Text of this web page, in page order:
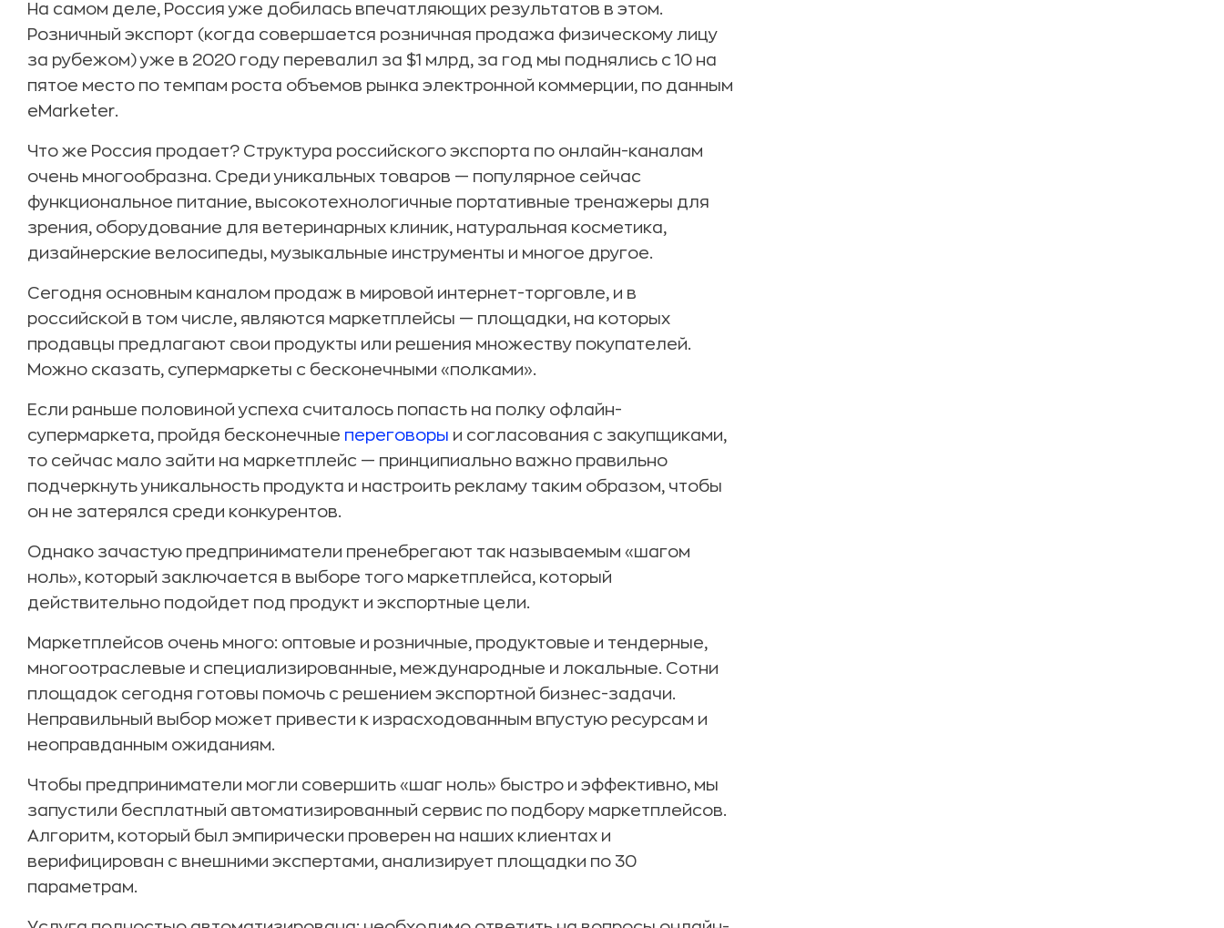
На самом деле, Россия уже добилась впечатляющих результатов в этом.
Розничный экспорт (когда совершается розничная продажа физическому лицу
за рубежом) уже в 2020 году перевалил за $1 млрд, за год мы поднялись с 10 на
пятое место по темпам роста объемов рынка электронной коммерции, по данным
eMarketer.
Что же Россия продает? Структура российского экспорта по онлайн-каналам
очень многообразна. Среди уникальных товаров — популярное сейчас
функциональное питание, высокотехнологичные портативные тренажеры для
зрения, оборудование для ветеринарных клиник, натуральная косметика,
дизайнерские велосипеды, музыкальные инструменты и многое другое.
Сегодня основным каналом продаж в мировой интернет-торговле, и в
российской в том числе, являются маркетплейсы — площадки, на которых
продавцы предлагают свои продукты или решения множеству покупателей.
Можно сказать, супермаркеты с бесконечными «полками».
Если раньше половиной успеха считалось попасть на полку офлайн-
супермаркета, пройдя бесконечные переговоры и согласования с закупщиками,
то сейчас мало зайти на маркетплейс — принципиально важно правильно
подчеркнуть уникальность продукта и настроить рекламу таким образом, чтобы
он не затерялся среди конкурентов.
Однако зачастую предприниматели пренебрегают так называемым «шагом
ноль», который заключается в выборе того маркетплейса, который
действительно подойдет под продукт и экспортные цели.
Маркетплейсов очень много: оптовые и розничные, продуктовые и тендерные,
многоотраслевые и специализированные, международные и локальные. Сотни
площадок сегодня готовы помочь с решением экспортной бизнес-задачи.
Неправильный выбор может привести к израсходованным впустую ресурсам и
неоправданным ожиданиям.
Чтобы предприниматели могли совершить «шаг ноль» быстро и эффективно, мы
запустили бесплатный автоматизированный сервис по подбору маркетплейсов.
Алгоритм, который был эмпирически проверен на наших клиентах и
верифицирован с внешними экспертами, анализирует площадки по 30
параметрам.